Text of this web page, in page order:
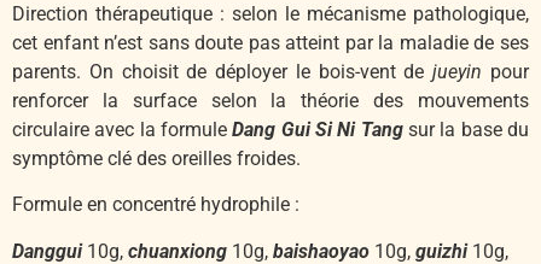
Direction thérapeutique : selon le mécanisme pathologique,
cet enfant n’est sans doute pas atteint par la maladie de ses
parents. On choisit de déployer le bois-vent dejueyin pour
renforcer la surface selon la théorie des mouvements
circulaire avec la formuleDang Gui Si Ni Tangsur la base du
symptôme clé des oreilles froides.
Formule en concentré hydrophile :
Danggui10g, chuanxiong 10g, baishaoyao 10g, guizhi10g,